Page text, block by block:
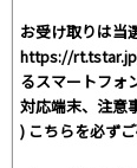
お受け取りは当
https://
るスマートフォ
対応端末、注
) こちらを必ず